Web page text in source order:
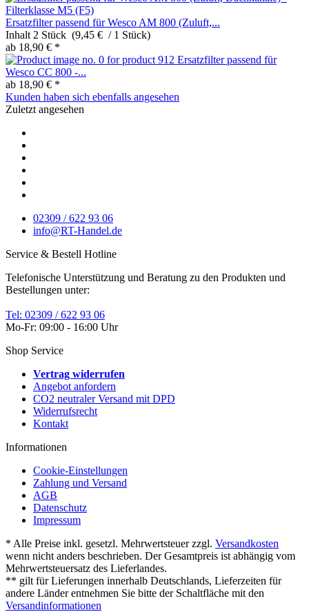
Ersatzfilter passend für Wesco AM 800 (Zuluft,...
Inhalt 2 Stück (9,45 € / 1 Stück)
ab 18,90 € *
Ersatzfilter passend für
Wesco CC 800 -...
ab 18,90 € *
Kunden haben sich ebenfalls angesehen
Zuletzt angesehen
02309 / 622 93 06
info@RT-Handel.de
Service & Bestell Hotline
Telefonische Unterstützung und Beratung zu den Produkten und
Bestellungen unter:
Tel: 02309 / 622 93 06
Mo-Fr: 09:00 - 16:00 Uhr
Shop Service
Vertrag widerrufen
Angebot anfordern
CO2 neutraler Versand mit DPD
Widerrufsrecht
Kontakt
Informationen
Cookie-Einstellungen
Zahlung und Versand
AGB
Datenschutz
Impressum
* Alle Preise inkl. gesetzl. Mehrwertsteuer zzgl. Versandkosten
wenn nicht anders beschrieben. Der Gesamtpreis ist abhängig vom
Mehrwertsteuersatz des Lieferlandes.
** gilt für Lieferungen innerhalb Deutschlands, Lieferzeiten für
andere Länder entnehmen Sie bitte der Schaltfläche mit den
Versandinformationen